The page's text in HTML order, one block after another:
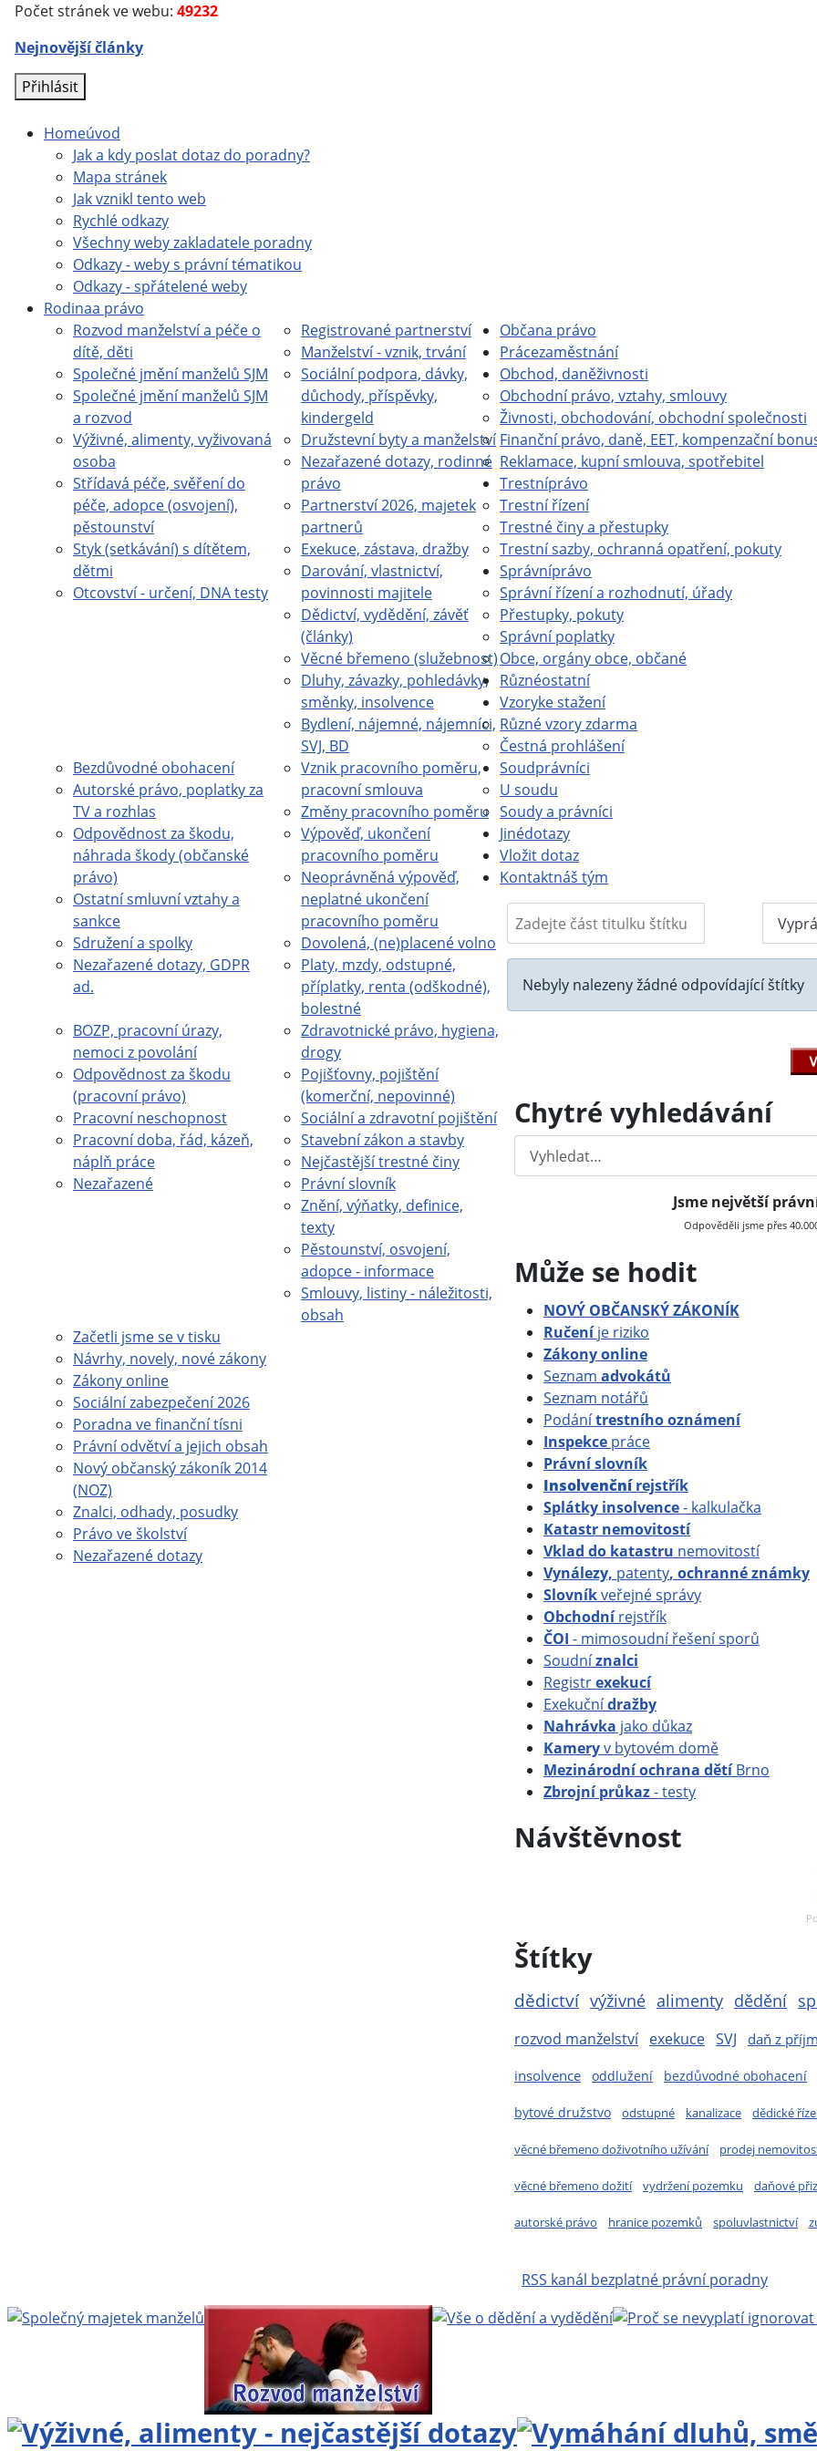
Počet stránek ve webu: 49232
Nejnovější články
Přihlásit
Homeúvod
Jak a kdy poslat dotaz do poradny?
Mapa stránek
Jak vznikl tento web
Rychlé odkazy
Všechny weby zakladatele poradny
Odkazy - weby s právní tématikou
Odkazy - spřátelené weby
Rodinaa právo
Rozvod manželství a péče o
dítě, děti
Společné jmění manželů SJM
Společné jmění manželů SJM
a rozvod
Výživné, alimenty, vyživovaná
osoba
Střídavá péče, svěření do
péče, adopce (osvojení),
pěstounství
Styk (setkávání) s dítětem,
dětmi
Otcovství - určení, DNA testy
Registrované partnerství
Manželství - vznik, trvání
Sociální podpora, dávky,
důchody, příspěvky,
kindergeld
Družstevní byty a manželství
Nezařazené dotazy, rodinné
právo
Partnerství 2026, majetek
partnerů
Občana právo
Exekuce, zástava, dražby
Darování, vlastnictví,
povinnosti majitele
Dědictví, vydědění, závěť
(články)
Věcné břemeno (služebnost)
Dluhy, závazky, pohledávky,
směnky, insolvence
Bydlení, nájemné, nájemníci,
SVJ, BD
Bezdůvodné obohacení
Autorské právo, poplatky za
TV a rozhlas
Odpovědnost za škodu,
náhrada škody (občanské
právo)
Ostatní smluvní vztahy a
sankce
Sdružení a spolky
Nezařazené dotazy, GDPR
ad.
Prácezaměstnání
Vznik pracovního poměru,
pracovní smlouva
Změny pracovního poměru
Výpověď, ukončení
pracovního poměru
Neoprávněná výpověď,
neplatné ukončení
pracovního poměru
Dovolená, (ne)placené volno
Platy, mzdy, odstupné,
příplatky, renta (odškodné),
bolestné
BOZP, pracovní úrazy,
nemoci z povolání
Odpovědnost za škodu
(pracovní právo)
Pracovní neschopnost
Pracovní doba, řád, kázeň,
náplň práce
Nezařazené
Obchod, daněživnosti
Obchodní právo, vztahy, smlouvy
Živnosti, obchodování, obchodní společnosti
Finanční právo, daně, EET, kompenzační
Reklamace, kupní smlouva, spotřebitel
Trestníprávo
Trestní řízení
Trestné činy a přestupky
Trestní sazby, ochranná opatření, pokuty
Správníprávo
Správní řízení a rozhodnutí, úřady
Přestupky, pokuty
Správní poplatky
Obce, orgány obce, občané
Různéostatní
Zdravotnické právo, hygiena,
drogy
Pojišťovny, pojištění
(komerční, nepovinné)
Sociální a zdravotní pojištění
Stavební zákon a stavby
Nejčastější trestné činy
Právní slovník
Znění, výňatky, definice,
texty
Pěstounství, osvojení,
adopce - informace
Smlouvy, listiny - náležitosti,
obsah
Začetli jsme se v tisku
Návrhy, novely, nové zákony
Zákony online
Sociální zabezpečení 2026
Poradna ve finanční tísni
Právní odvětví a jejich obsah
Nový občanský zákoník 2014
(NOZ)
Znalci, odhady, posudky
Právo ve školství
Nezařazené dotazy
Vzoryke stažení
Různé vzory zdarma
Čestná prohlášení
Soudprávníci
U soudu
Soudy a právníci
Jinédotazy
Vložit dotaz
Kontaktnáš tým
Zadejte část titulku štítku
Informace
Nebyly nalezeny žádné odpovídající štítky
Chytré vyhledávání
Hledat
Jsme největší
Odpověděli jsme přes
Může se hodit
NOVÝ OBČANSKÝ ZÁKONÍK
Ručeníje riziko
Zákony online
Seznam advokátů
Seznam notářů
Podánítrestního oznámení
Inspekce práce
Právní slovník
Insolvenčnírejstřík
Splátky insolvence- kalkulačka
Katastr nemovitostí
Vklad do katastru nemovitostí
Vynálezy, patenty, ochranné známky
Slovníkveřejné správy
Obchodnírejstřík
ČOI - mimosoudní řešení sporů
Soudníznalci
Registrexekucí
Exekučnídražby
Nahrávka jako důkaz
Kameryv bytovém domě
Mezinárodní ochrana dětíBrno
Zbrojní průkaz- testy
Návštěvnost
Štítky
dědictví výživné alimenty dědění
rozvod manželství exekuce SVJ daň z
insolvence
oddlužení bezdůvodné obohacení
bytové družstvo odstupné kanalizace dědické
věcné břemeno doživotního užívání prodej
věcné břemeno dožití vydržení pozemku daňové
autorské právo hranice pozemků spoluvlastnictví
RSS kanál bezplatné právní poradny